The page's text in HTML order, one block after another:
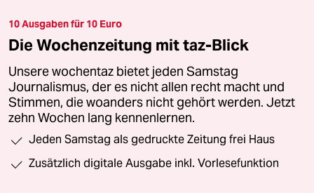
10 Ausgaben für 10 Euro
Die Wochenzeitung mit taz-Blick
Unsere wochentaz bietet jeden Samstag
Journalismus, der es nicht allen recht macht und
Stimmen, die woanders nicht gehört werden. Jetzt
zehn Wochen lang kennenlernen.
Jeden Samstag als gedruckte Zeitung frei Haus
Zusätzlich digitale Ausgabe inkl. Vorlesefunktion